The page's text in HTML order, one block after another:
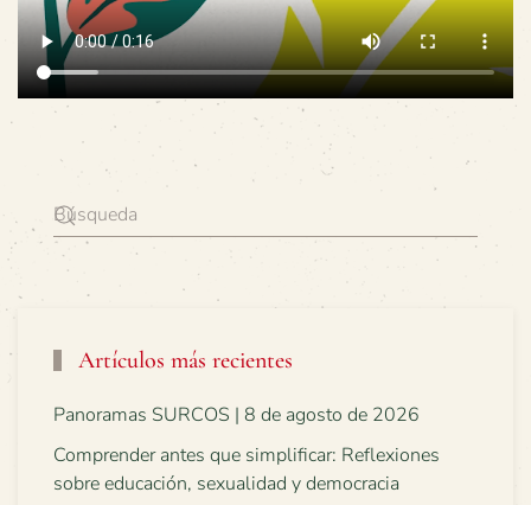
Artículos más recientes
Panoramas SURCOS | 8 de agosto de 2026
Comprender antes que simplificar: Reflexiones
sobre educación, sexualidad y democracia